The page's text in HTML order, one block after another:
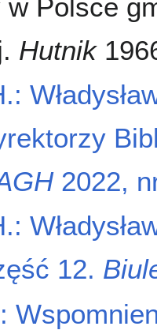
w Polsce
Hutnik
2022,
12.